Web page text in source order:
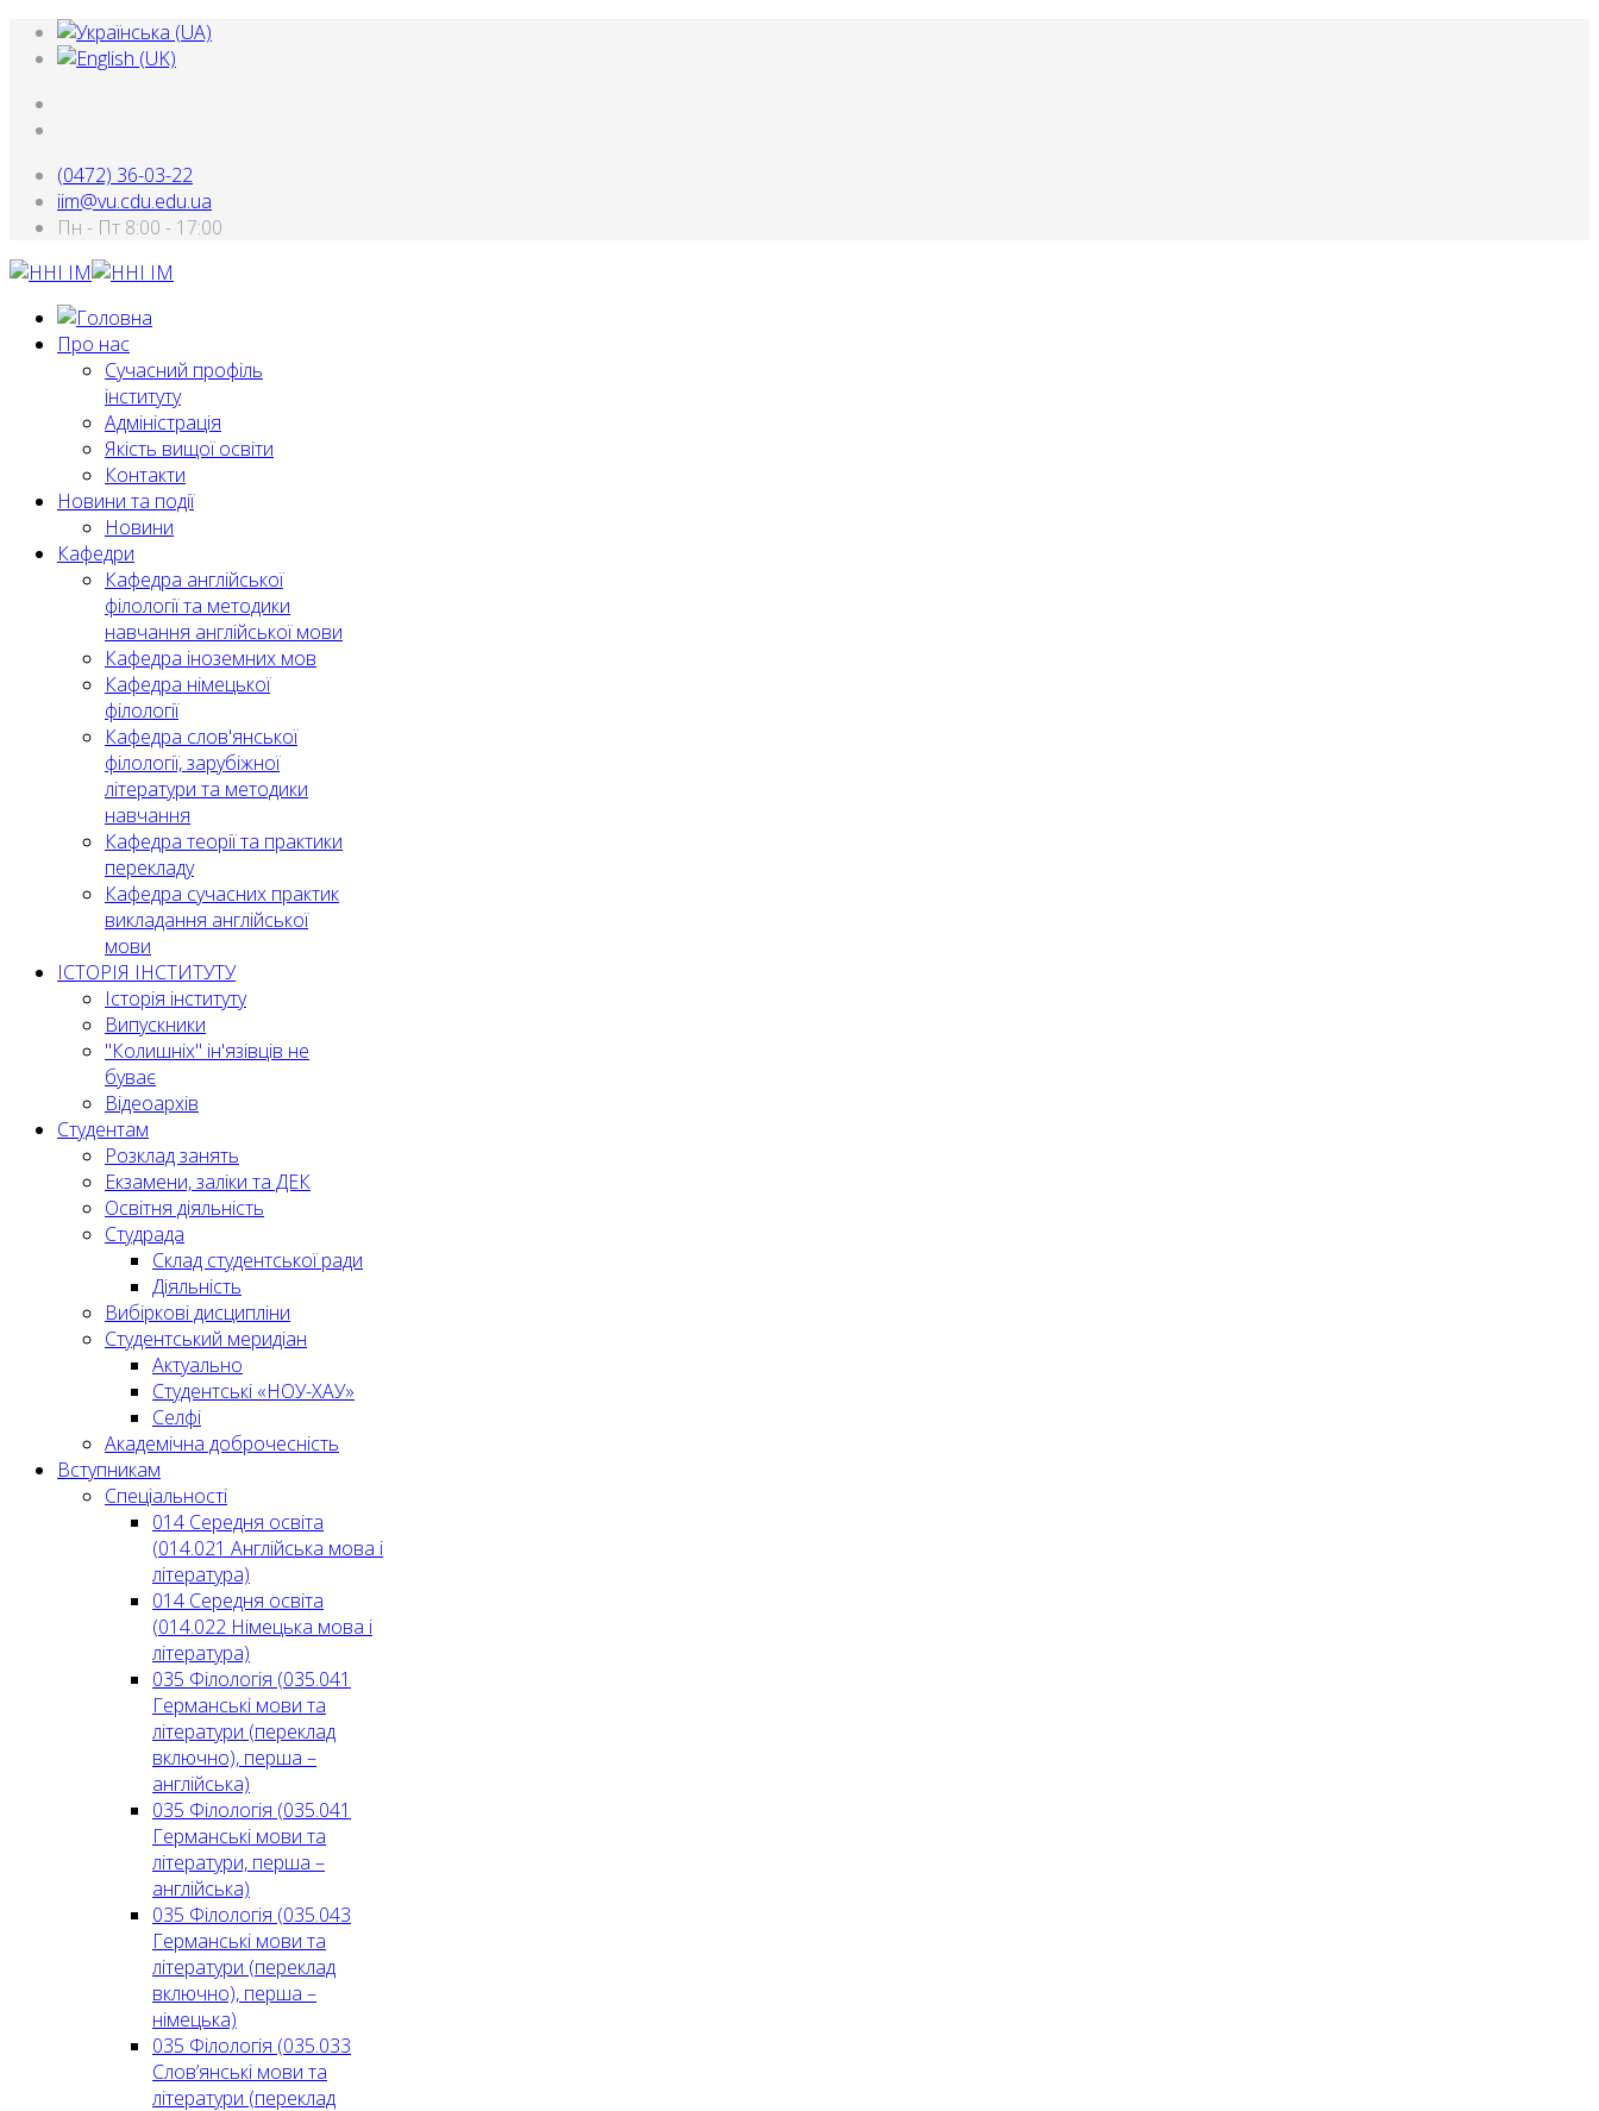
(0472) 36-03-22
iim@vu.cdu.edu.ua
Пн - Пт 8:00 - 17:00
Про нас
Сучасний профіль
інституту
Адміністрація
Якість вищої освіти
Контакти
Новини та події
Новини
Кафедри
Кафедра англійської
філології та методики
навчання англійської мови
Кафедра іноземних мов
Кафедра німецької
філології
Кафедра слов'янської
філології, зарубіжної
літератури та методики
навчання
Кафедра теорії та практики
перекладу
Кафедра сучасних практик
викладання англійської
мови
ІСТОРІЯ ІНСТИТУТУ
Історія інституту
Випускники
"Колишніх" ін'язівців не
буває
Відеоархів
Студентам
Розклад занять
Екзамени, заліки та ДЕК
Освітня діяльність
Студрада
Склад студентської ради
Діяльність
Вибіркові дисципліни
Студентський меридіан
Актуально
Студентські «НОУ-ХАУ»
Селфі
Академічна доброчесність
Вступникам
Спеціальності
014 Середня освіта
(014.021 Англійська мова і
література)
014 Середня освіта
(014.022 Німецька мова і
література)
035 Філологія (035.041
Германські мови та
літератури (переклад
включно), перша –
англійська)
035 Філологія (035.041
Германські мови та
літератури, перша –
англійська)
035 Філологія (035.043
Германські мови та
літератури (переклад
включно), перша –
німецька)
035 Філологія (035.033
Слов’янські мови та
літератури (переклад